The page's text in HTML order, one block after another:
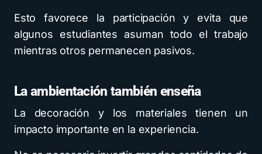
Esto favorece la participación y evita que
algunos estudiantes asuman todo el trabajo
mientras otros permanecen pasivos.
La ambientación también enseña
La decoración y los materiales tienen un
impacto importante en la experiencia.